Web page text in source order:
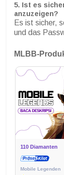
5. Ist es
anzuzeigen?
Es ist sicher,
und das
MLBB-
110 Diamanten
Mobile Legenden